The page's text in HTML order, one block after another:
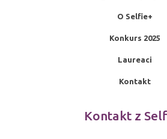
O Selfie+
Konkurs 2025
Laureaci
Kontakt
Kontakt z